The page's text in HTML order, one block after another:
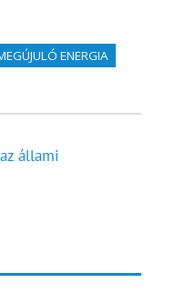
ENERGIA
állami